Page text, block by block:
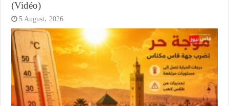
(Vidéo)
5 August، 2026